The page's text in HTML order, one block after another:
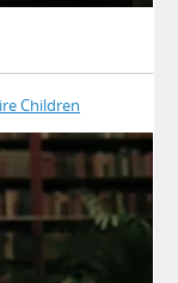
Children